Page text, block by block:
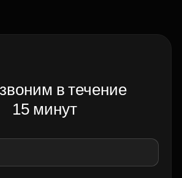
в течение
15 минут